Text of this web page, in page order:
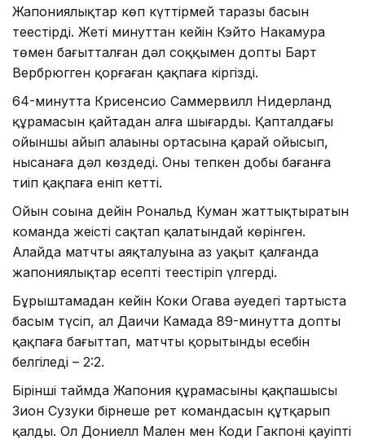
Жапониялықтар көп күттірмей таразы басын
теңестірді. Жеті минуттан кейін Кэйто Накамура
төмен бағытталған дәл соққымен допты Барт
Вербрюгген қорғаған қақпаға кіргізді.
64-минутта Крисенсио Саммервилл Нидерланд
құрамасын қайтадан алға шығарды. Қапталдағы
ойыншы айып алаңының ортасына қарай ойысып,
нысанаға дәл көздеді. Оның тепкен добы бағанға
тиіп қақпаға еніп кетті.
Ойын соңына дейін Рональд Куман жаттықтыратын
команда жеңісті сақтап қалатындай көрінген.
Алайда матчтың аяқталуына аз уақыт қалғанда
жапониялықтар есепті теңестіріп үлгерді.
Бұрыштамадан кейін Коки Огава әуедегі тартыста
басым түсіп, ал Даичи Камада 89-минутта допты
қақпаға бағыттап, матчтың қорытынды есебін
белгіледі – 2:2.
Бірінші таймда Жапония құрамасының қақпашысы
Зион Сузуки бірнеше рет командасын құтқарып
қалды. Ол Дониелл Мален мен Коди Гакпонің қауіпті